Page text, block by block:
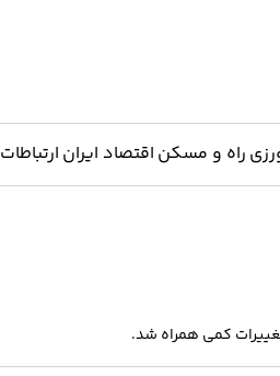
راه و مسکن اقتصاد ایران ارتباطات
کمی همراه شد.